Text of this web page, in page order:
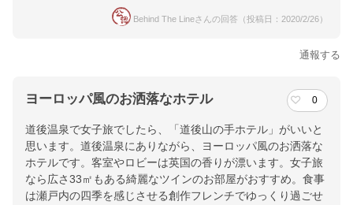
Behind The Lineさんの回答（投稿日：2020/2/26）
通報する
ヨーロッパ風のお洒落なホテル 0
道後温泉で女子旅でしたら、「道後山の手ホテル」がいいと
思います。道後温泉にありながら、ヨーロッパ風のお洒落な
ホテルです。客室やロビーは英国の香りが漂います。女子旅
なら広さ33㎡もある綺麗なツインのお部屋がおすすめ。食事
は瀬戸内の四季を感じさせる創作フレンチでゆっくり過ごせ